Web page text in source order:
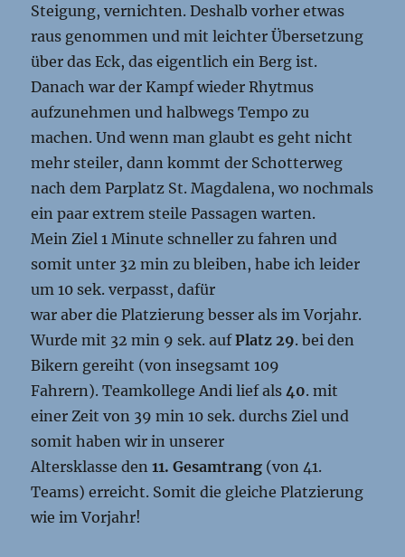
Steigung, vernichten. Deshalb vorher etwas
raus genommen und mit leichter Übersetzung
über das Eck, das eigentlich ein Berg ist.
Danach war der Kampf wieder Rhytmus
aufzunehmen und halbwegs Tempo zu
machen. Und wenn man glaubt es geht nicht
mehr steiler, dann kommt der Schotterweg
nach dem Parplatz St. Magdalena, wo nochmals
ein paar extrem steile Passagen warten.
Mein Ziel 1 Minute schneller zu fahren und
somit unter 32 min zu bleiben, habe ich leider
um 10 sek. verpasst, dafür
war aber die Platzierung besser als im Vorjahr.
Wurde mit 32 min 9 sek. aufPlatz 29. bei den
Bikern gereiht (von insegsamt 109
Fahrern). Teamkollege Andi lief als 40. mit
einer Zeit von 39 min 10 sek. durchs Ziel und
somit haben wir in unserer
Altersklasse den11. Gesamtrang (von 41.
Teams) erreicht. Somit die gleiche Platzierung
wie im Vorjahr!